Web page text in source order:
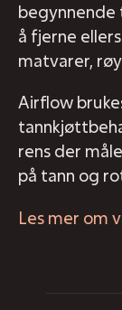
begynnende
å fjerne
matvarer,
Airflow
rens der
på tann og
Les mer om